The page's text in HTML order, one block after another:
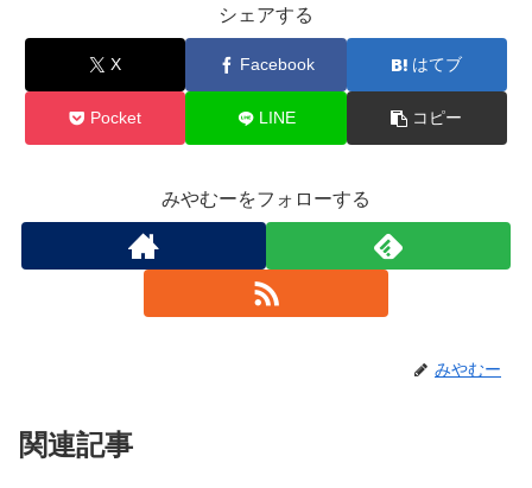
シェアする
X Facebook はてブ
Pocket LINE コピー
みやむーをフォローする
みやむー
関連記事